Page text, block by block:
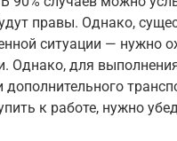
правы. Однако,
ситуации — нужно
Однако, для
дополнительного
к работе, нужно